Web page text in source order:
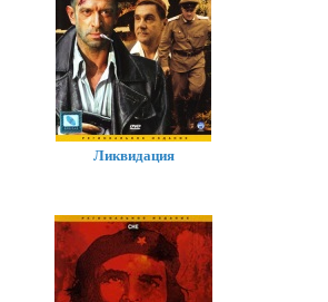
Ликвидация